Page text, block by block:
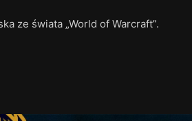
ze świata „World of Warcraft”.